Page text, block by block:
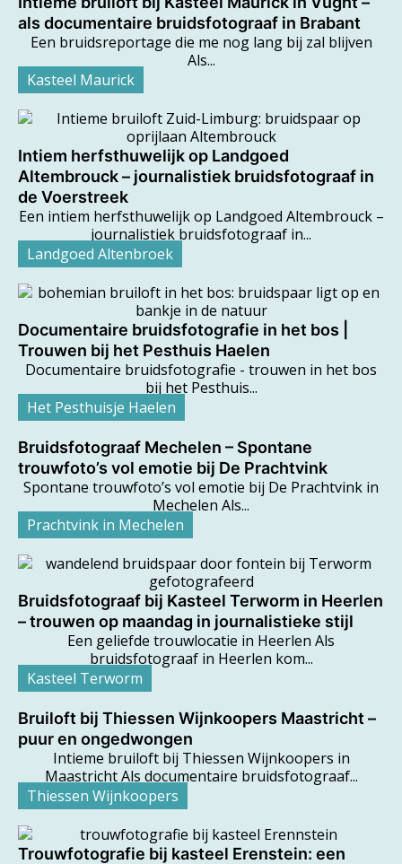
als documentaire bruidsfotograaf in Brabant
Een bruidsreportage die me nog lang bij zal blijven
Als...
Kasteel Maurick
Intiem herfsthuwelijk op Landgoed
Altembrouck – journalistiek bruidsfotograaf in
de Voerstreek
Een intiem herfsthuwelijk op Landgoed Altembrouck –
journalistiek bruidsfotograaf in...
Landgoed Altenbroek
Documentaire bruidsfotografie in het bos |
Trouwen bij het Pesthuis Haelen
Documentaire bruidsfotografie - trouwen in het bos
bij het Pesthuis...
Het Pesthuisje Haelen
Bruidsfotograaf Mechelen – Spontane
trouwfoto’s vol emotie bij De Prachtvink
Spontane trouwfoto’s vol emotie bij De Prachtvink in
Mechelen Als...
Prachtvink in Mechelen
Bruidsfotograaf bij Kasteel Terworm in Heerlen
– trouwen op maandag in journalistieke stijl
Een geliefde trouwlocatie in Heerlen Als
bruidsfotograaf in Heerlen kom...
Kasteel Terworm
Bruiloft bij Thiessen Wijnkoopers Maastricht –
puur en ongedwongen
Intieme bruiloft bij Thiessen Wijnkoopers in
Maastricht Als documentaire bruidsfotograaf...
Thiessen Wijnkoopers
Trouwfotografie bij kasteel Erenstein: een